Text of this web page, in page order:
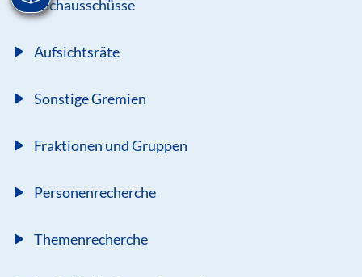
Fachausschüsse
Aufsichtsräte
Sonstige Gremien
Fraktionen und Gruppen
Personenrecherche
Themenrecherche